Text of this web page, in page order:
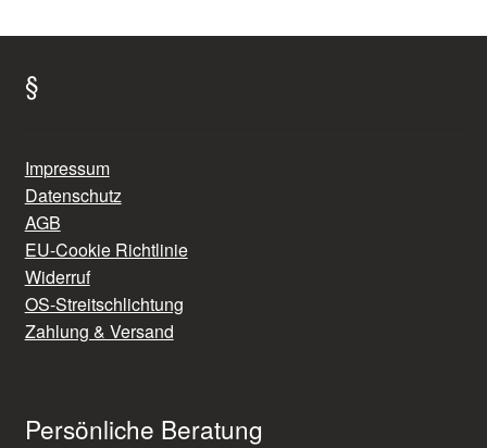
§
Impressum
Datenschutz
AGB
EU-Cookie Richtlinie
Widerruf
OS-Streitschlichtung
Zahlung & Versand
Persönliche Beratung